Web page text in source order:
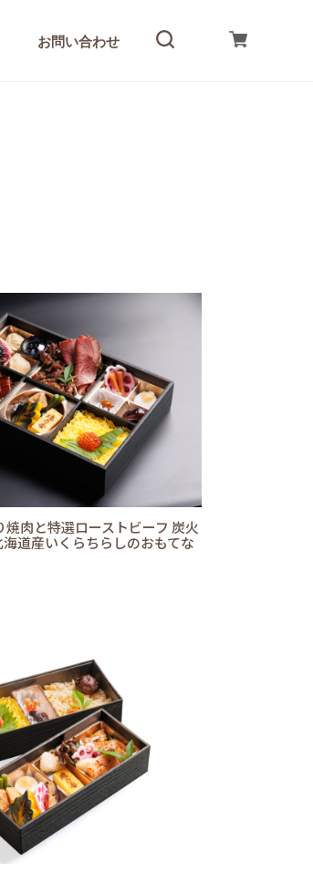
お問い合わせ
肉と特選ローストビーフ 炭火
道産いくらちらしのおもてな